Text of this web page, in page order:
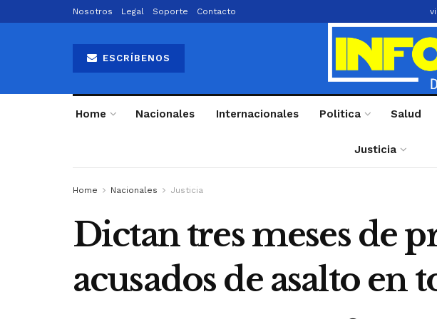
Nosotros Legal Soporte Contacto
ESCRÍBENOS
Home Nacionales Internacionales Politica Salud
Justicia
Home Nacionales Justicia
Dictan tres meses de
acusados de asalto